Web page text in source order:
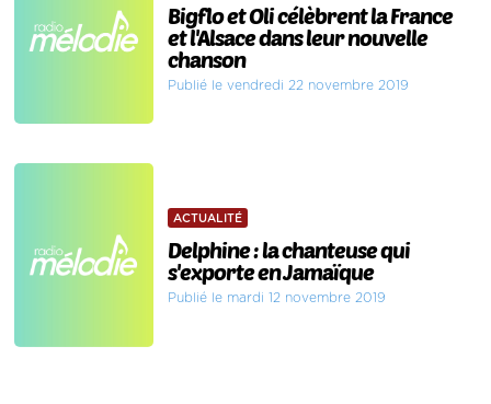
Bigflo et Oli célèbrent la France
et l'Alsace dans leur nouvelle
chanson
Publié le vendredi 22 novembre 2019
ACTUALITÉ
Delphine : la chanteuse qui
s'exporte en Jamaïque
Publié le mardi 12 novembre 2019